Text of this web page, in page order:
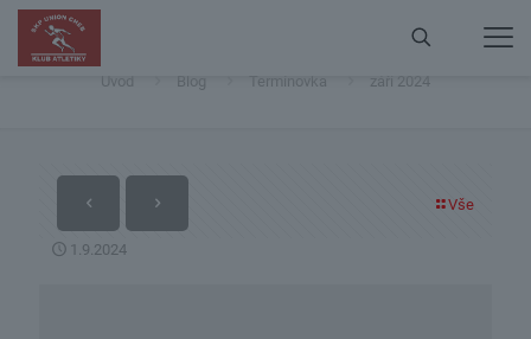
Úvod Blog Termínovka září 2024
Vše
1.9.2024